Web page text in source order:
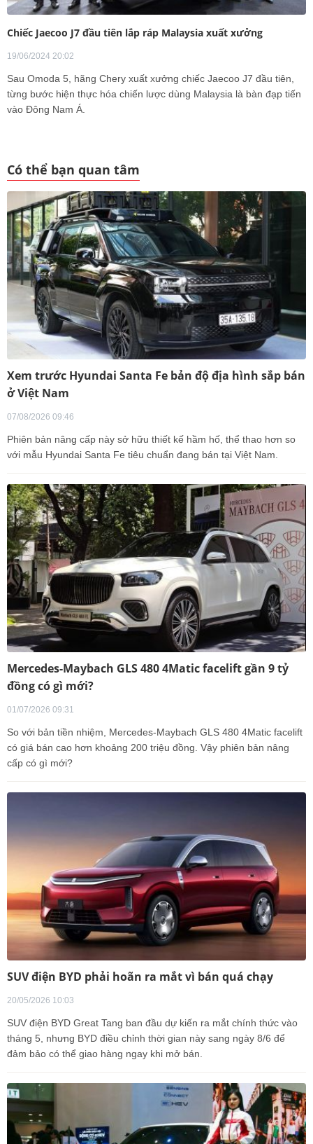
Chiếc Jaecoo J7 đầu tiên lắp ráp Malaysia xuất xưởng
19/06/2024 20:02
Sau Omoda 5, hãng Chery xuất xưởng chiếc Jaecoo J7 đầu tiên,
từng bước hiện thực hóa chiến lược dùng Malaysia là bàn đạp tiến
vào Đông Nam Á.
Có thể bạn quan tâm
Xem trước Hyundai Santa Fe bản độ địa hình sắp bán
ở Việt Nam
07/08/2026 09:46
Phiên bản nâng cấp này sở hữu thiết kế hầm hố, thể thao hơn so
với mẫu Hyundai Santa Fe tiêu chuẩn đang bán tại Việt Nam.
Mercedes-Maybach GLS 480 4Matic facelift gần 9 tỷ
đồng có gì mới?
01/07/2026 09:31
So với bản tiền nhiệm, Mercedes-Maybach GLS 480 4Matic facelift
có giá bán cao hơn khoảng 200 triệu đồng. Vậy phiên bản nâng
cấp có gì mới?
SUV điện BYD phải hoãn ra mắt vì bán quá chạy
20/05/2026 10:03
SUV điện BYD Great Tang ban đầu dự kiến ra mắt chính thức vào
tháng 5, nhưng BYD điều chỉnh thời gian này sang ngày 8/6 để
đảm bảo có thể giao hàng ngay khi mở bán.